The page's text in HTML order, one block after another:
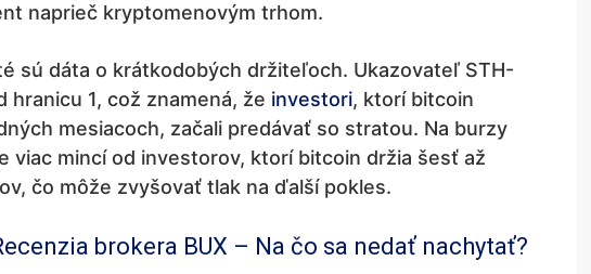
naprieč kryptomenovým trhom.
sú dáta o krátkodobých držiteľoch. Ukazovateľ STH-
hranicu 1, což znamená, že investori, ktorí bitcoin
mesiacoch, začali predávať so stratou. Na burzy
viac mincí od investorov, ktorí bitcoin držia šesť až
čo môže zvyšovať tlak na ďalší pokles.
brokera BUX – Na čo sa nedať nachytať?